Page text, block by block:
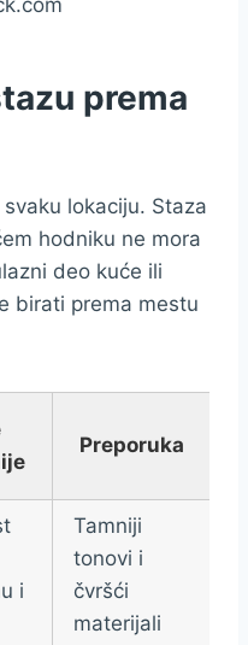
prema
lokaciju. Staza
hodniku ne mora
deo kuće ili
birati prema mestu
Preporuka
i
Tamniji
tonovi i
čvršći
materijali